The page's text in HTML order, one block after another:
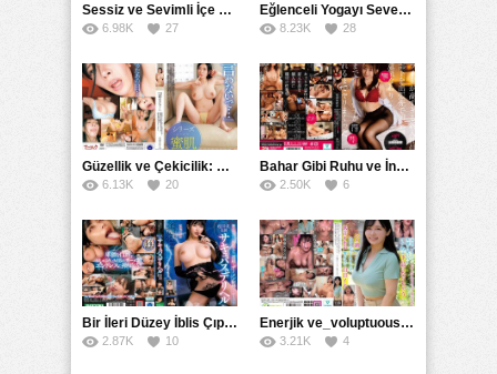
Sessiz ve Sevimli İçe Dönükler İçin Kremalı Pastalar: 后藤えmi ve KTRA’nın Özel Tarifesi
6.98K 27
Eğlenceli Yogayı Seven Bir Kadınla Seks Deneyimi
8.23K 28
Güzellik ve Çekicilik: Bir İşyeri Kadininin Hikayesi
6.13K 20
Bahar Gibi Ruhu ve İncelikle Doldurmak
2.50K 6
Bir İleri Düzey İblis Çıplak Teslimat Görevlisi, İnce Bedeni ve Şeytani Becerileriyle Sizi Sürekli BoşaltacakMDBK
2.87K 10
Enerjik ve_voluptuous Üniversite Kızının H Kupa Büyüklüğündeki Göğüsleri ve Çılgın Orgazmı
3.21K 4